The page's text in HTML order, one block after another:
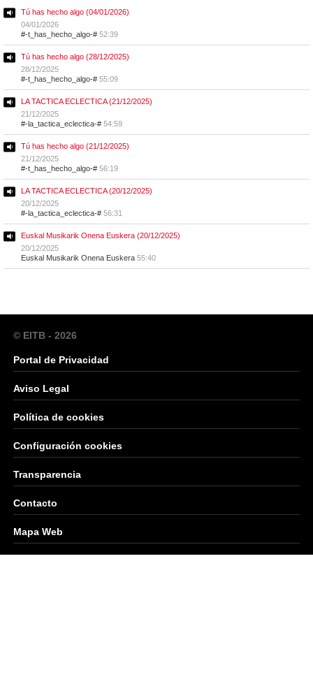
Tú has hecho algo (04/01/2026)
04/01/2026
#-t_has_hecho_algo-# 52:39
Tú has hecho algo (28/12/2025)
28/12/2025
#-t_has_hecho_algo-# 55:09
LA TACTICA ECLECTICA (21/12/2025)
21/12/2025
#-la_tactica_eclectica-# 54:59
Tú has hecho algo (21/12/2025)
21/12/2025
#-t_has_hecho_algo-# 56:19
LA TACTICA ECLECTICA (20/12/2025)
20/12/2025
#-la_tactica_eclectica-# 56:31
Euskal Musikarik Onena Euskera (20/12/2025)
20/12/2025
Euskal Musikarik Onena Euskera 55:40
© EITB - 2026
Portal de Privacidad
Aviso Legal
Política de cookies
Configuración cookies
Transparencia
Contacto
Mapa Web